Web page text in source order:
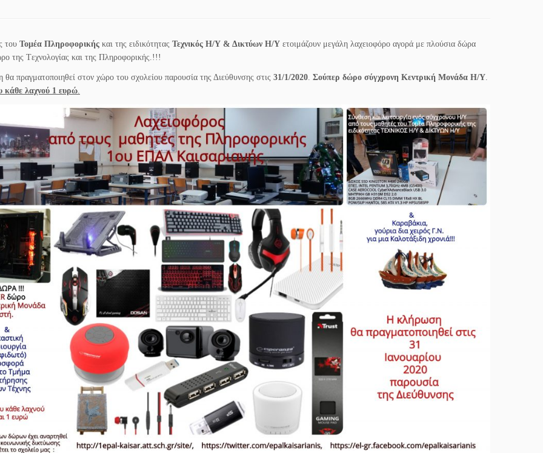
του Τομέα Πληροφορικής και της ειδικότητας Τεχνικός Η/Υ & Δικτύων Η/Υ ετοιμάζουν μεγάλη λαχειοφόρο αγορά με πλούσια δώρα
της Tεχνολογίας και της Πληροφορικής.!!!
πραγματοποιηθεί στον χώρο του σχολείου παρουσία της Διεύθυνσης στις 31/1/2020. Σούπερ δώρο σύγχρονη Κεντρική Μονάδα Η/Υ.
κάθε λαχνού 1 ευρώ.